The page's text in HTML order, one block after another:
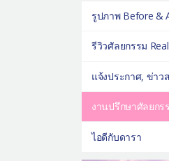
รูปภาพ Before &
รีวิวศัลยกรรม
แจ้งประกาศ, ข่าว
งานปรึกษาศัลยกร
ไอดีกับดารา